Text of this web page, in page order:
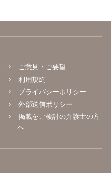
ご意見・ご要望
利用規約
プライバシーポリシー
外部送信ポリシー
掲載をご検討の弁護士の方
へ